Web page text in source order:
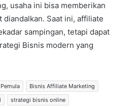
usaha ini bisa memberikan
diandalkan. Saat ini, affiliate
sampingan, tetapi dapat
Bisnis modern yang
Bisnis Affiliate Marketing
strategi bisnis online